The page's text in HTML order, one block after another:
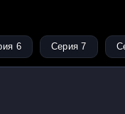
6 Серия 7